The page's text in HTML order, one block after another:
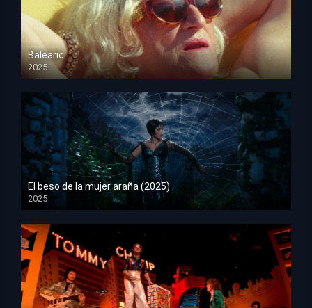
Balearic
2025
HD 1080p
El beso de la mujer araña (2025)
2025
HD 1080p